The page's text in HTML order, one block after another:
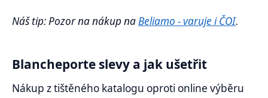
Náš tip: Pozor na nákup naBeliamo - varuje i ČOI.
Blancheporte slevy a jak ušetřit
Nákup z tištěného katalogu oproti online výběru